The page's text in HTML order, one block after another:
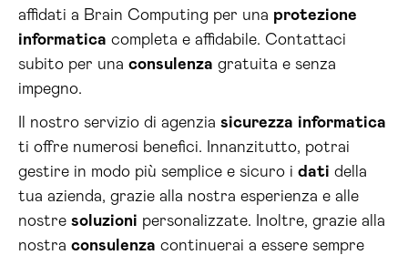
affidati a Brain Computing per una protezione
informatica completa e affidabile. Contattaci
subito per una consulenza gratuita e senza
impegno.
Il nostro servizio di agenzia sicurezza informatica
ti offre numerosi benefici. Innanzitutto, potrai
gestire in modo più semplice e sicuro i dati della
tua azienda, grazie alla nostra esperienza e alle
nostre soluzioni personalizzate. Inoltre, grazie alla
nostra consulenza continuerai a essere sempre